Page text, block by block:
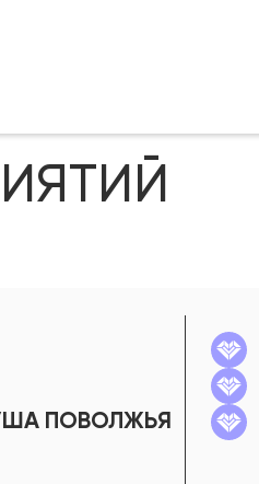
ПОВОЛЖЬЯ